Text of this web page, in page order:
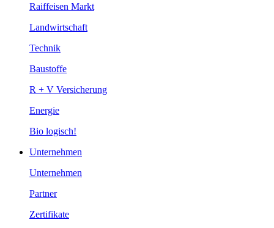
Raiffeisen Markt
Landwirtschaft
Technik
Baustoffe
R + V Versicherung
Energie
Bio logisch!
Unternehmen
Unternehmen
Partner
Zertifikate